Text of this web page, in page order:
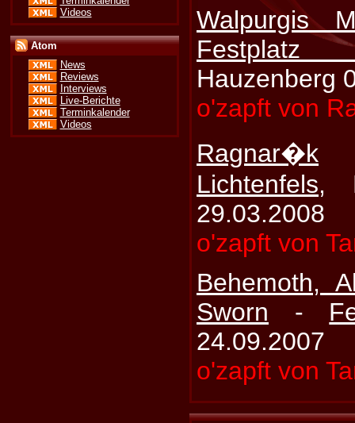
Videos
Atom
News
Reviews
Interviews
Live-Berichte
Terminkalender
Videos
Walpurgis
Hauzenberg
o'zapft von
Ragnar�k
Lichtenfels,
29.03.2008
o'zapft von
Behemoth,
Sworn -
24.09.2007
o'zapft von